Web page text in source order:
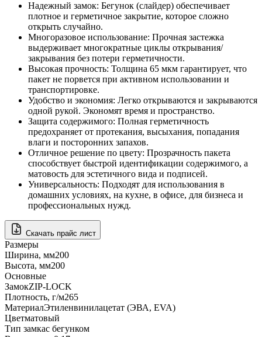
Надежный замок: Бегунок (слайдер) обеспечивает
плотное и герметичное закрытие, которое сложно
открыть случайно.
Многоразовое использование: Прочная застежка
выдерживает многократные циклы открывания/
закрывания без потери герметичности.
Высокая прочность: Толщина 65 мкм гарантирует, что
пакет не порвется при активном использовании и
транспортировке.
Удобство и экономия: Легко открываются и закрываются
одной рукой. Экономят время и пространство.
Защита содержимого: Полная герметичность
предохраняет от протекания, высыхания, попадания
влаги и посторонних запахов.
Отличное решение по цвету: Прозрачность пакета
способствует быстрой идентификации содержимого, а
матовость для эстетичного вида и подписей.
Универсальность: Подходят для использования в
домашних условиях, на кухне, в офисе, для бизнеса и
профессиональных нужд.
Скачать прайс лист
Размеры
Ширина, мм200
Высота, мм200
Основные
ЗамокZIP-LOCK
Плотность, г/м265
МатериалЭтиленвинилацетат (ЭВА, EVA)
Цветматовый
Тип замкас бегунком